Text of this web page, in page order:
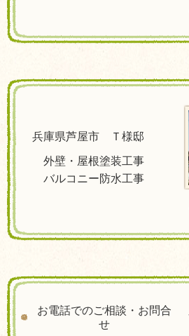
兵庫県芦屋市 Ｔ様邸
外壁・屋根塗装工事
バルコニー防水工事
お電話でのご相談・お問合
せ